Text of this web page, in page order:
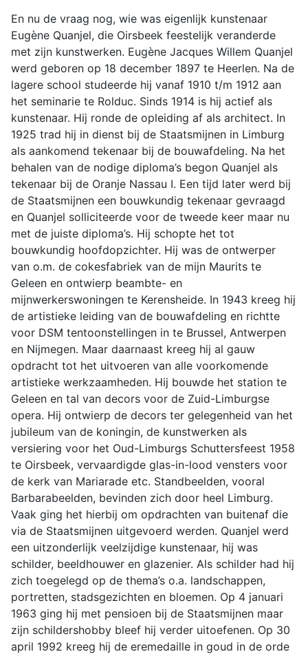
En nu de vraag nog, wie was eigenlijk kunstenaar
Eugène Quanjel, die Oirsbeek feestelijk veranderde
met zijn kunstwerken. Eugène Jacques Willem Quanjel
werd geboren op 18 december 1897 te Heerlen. Na de
lagere school studeerde hij vanaf 1910 t/m 1912 aan
het seminarie te Rolduc. Sinds 1914 is hij actief als
kunstenaar. Hij ronde de opleiding af als architect. In
1925 trad hij in dienst bij de Staatsmijnen in Limburg
als aankomend tekenaar bij de bouwafdeling. Na het
behalen van de nodige diploma’s begon Quanjel als
tekenaar bij de Oranje Nassau I. Een tijd later werd bij
de Staatsmijnen een bouwkundig tekenaar gevraagd
en Quanjel solliciteerde voor de tweede keer maar nu
met de juiste diploma’s. Hij schopte het tot
bouwkundig hoofdopzichter. Hij was de ontwerper
van o.m. de cokesfabriek van de mijn Maurits te
Geleen en ontwierp beambte- en
mijnwerkerswoningen te Kerensheide. In 1943 kreeg hij
de artistieke leiding van de bouwafdeling en richtte
voor DSM tentoonstellingen in te Brussel, Antwerpen
en Nijmegen. Maar daarnaast kreeg hij al gauw
opdracht tot het uitvoeren van alle voorkomende
artistieke werkzaamheden. Hij bouwde het station te
Geleen en tal van decors voor de Zuid-Limburgse
opera. Hij ontwierp de decors ter gelegenheid van het
jubileum van de koningin, de kunstwerken als
versiering voor het Oud-Limburgs Schuttersfeest 1958
te Oirsbeek, vervaardigde glas-in-lood vensters voor
de kerk van Mariarade etc. Standbeelden, vooral
Barbarabeelden, bevinden zich door heel Limburg.
Vaak ging het hierbij om opdrachten van buitenaf die
via de Staatsmijnen uitgevoerd werden. Quanjel werd
een uitzonderlijk veelzijdige kunstenaar, hij was
schilder, beeldhouwer en glazenier. Als schilder had hij
zich toegelegd op de thema’s o.a. landschappen,
portretten, stadsgezichten en bloemen. Op 4 januari
1963 ging hij met pensioen bij de Staatsmijnen maar
zijn schildershobby bleef hij verder uitoefenen. Op 30
april 1992 kreeg hij de eremedaille in goud in de orde